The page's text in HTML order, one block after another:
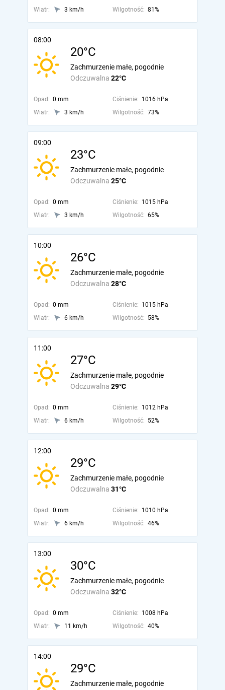
Wiatr: 3 km/h Wilgotność: 81%
08:00
20°C
Odczuwalna 22°C
Zachmurzenie małe, pogodnie
Opad: 0 mm Ciśnienie: 1016 hPa
Wiatr:
3 km/h Wilgotność: 73%
09:00
23°C
Odczuwalna 25°C
Zachmurzenie małe, pogodnie
Opad: 0 mm Ciśnienie: 1015 hPa
Wiatr:
3 km/h Wilgotność: 65%
10:00
26°C
Odczuwalna 28°C
Zachmurzenie małe, pogodnie
Opad: 0 mm Ciśnienie: 1015 hPa
Wiatr:
6 km/h Wilgotność: 58%
11:00
27°C
Odczuwalna 29°C
Zachmurzenie małe, pogodnie
Opad: 0 mm Ciśnienie: 1012 hPa
Wiatr:
6 km/h Wilgotność: 52%
12:00
29°C
Odczuwalna 31°C
Zachmurzenie małe, pogodnie
Opad: 0 mm Ciśnienie: 1010 hPa
Wiatr:
6 km/h Wilgotność: 46%
13:00
30°C
Odczuwalna 32°C
Zachmurzenie małe, pogodnie
Opad: 0 mm Ciśnienie: 1008 hPa
Wiatr:
11 km/h Wilgotność: 40%
14:00
29°C
Zachmurzenie małe, pogodnie